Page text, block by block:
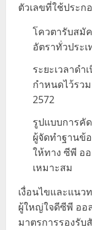
ตัวเลขที่ใช้ประ
โควตารับสมั
อัตราทั่วประ
ระยะเวลาด
กำหนดไว้รว
2572
รูปแบบการคั
ผู้จัดทำฐานข้
ให้ทาง ซีพี อ
เหมาะสม
เงื่อนไขและแนว
ผู้ใหญ่ใจดีซีพี ออ
มาตรการรองรับ